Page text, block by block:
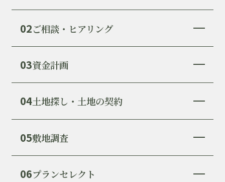
02ご相談・ヒアリング
03資金計画
04土地探し・土地の契約
05敷地調査
06プランセレクト